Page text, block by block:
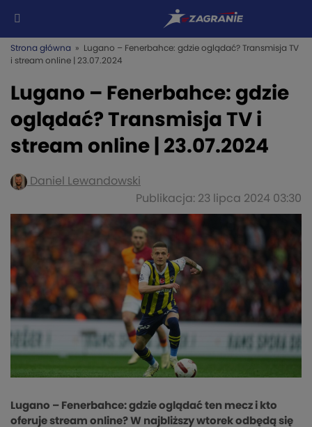
Strona główna » Lugano – Fenerbahce: gdzie oglądać? Transmisja TV
i stream online | 23.07.2024
Lugano – Fenerbahce: gdzie
oglądać? Transmisja TV i
stream online | 23.07.2024
Daniel Lewandowski
Publikacja: 23 lipca 2024 03:30
Lugano – Fenerbahce: gdzie oglądać ten mecz i kto
oferuje stream online? W najbliższy wtorek odbędą się